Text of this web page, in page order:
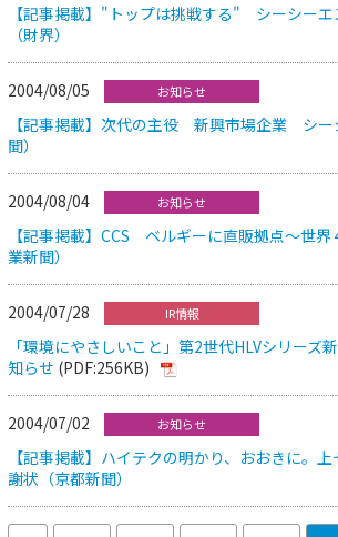
【記事掲載】"トップは挑戦する" シーシー
（財界）
2004/08/05 お知らせ
【記事掲載】次代の主役 新興市場企業 シー
聞）
2004/08/04 お知らせ
【記事掲載】CCS ベルギーに直販拠点～世
業新聞）
2004/07/28 IR情報
「環境にやさしいこと」第2世代HLVシリーズ
知らせ (PDF:256KB)
2004/07/02 お知らせ
【記事掲載】ハイテクの明かり、おおきに。
謝状（京都新聞）